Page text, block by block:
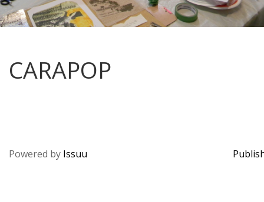
CARAPOP
Powered by Issuu